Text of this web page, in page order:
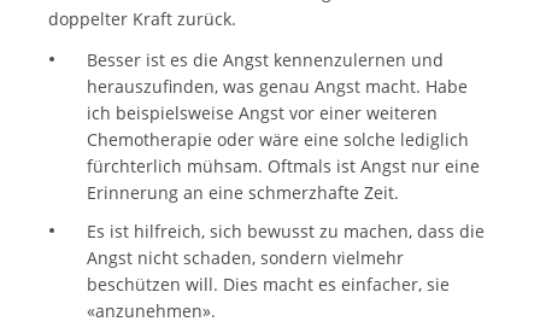
doppelter Kraft zurück.
Besser ist es die Angst kennenzulernen und
herauszufinden, was genau Angst macht. Habe
ich beispielsweise Angst vor einer weiteren
Chemotherapie oder wäre eine solche lediglich
fürchterlich mühsam. Oftmals ist Angst nur eine
Erinnerung an eine schmerzhafte Zeit.
Es ist hilfreich, sich bewusst zu machen, dass die
Angst nicht schaden, sondern vielmehr
beschützen will. Dies macht es einfacher, sie
«anzunehmen».